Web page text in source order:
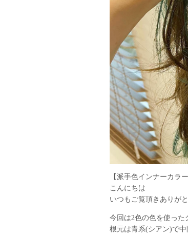
【派手色インナーカラー
こんにちは
いつもご覧頂きありが
今回は2色の色を使った
根元は青系(シアン)で